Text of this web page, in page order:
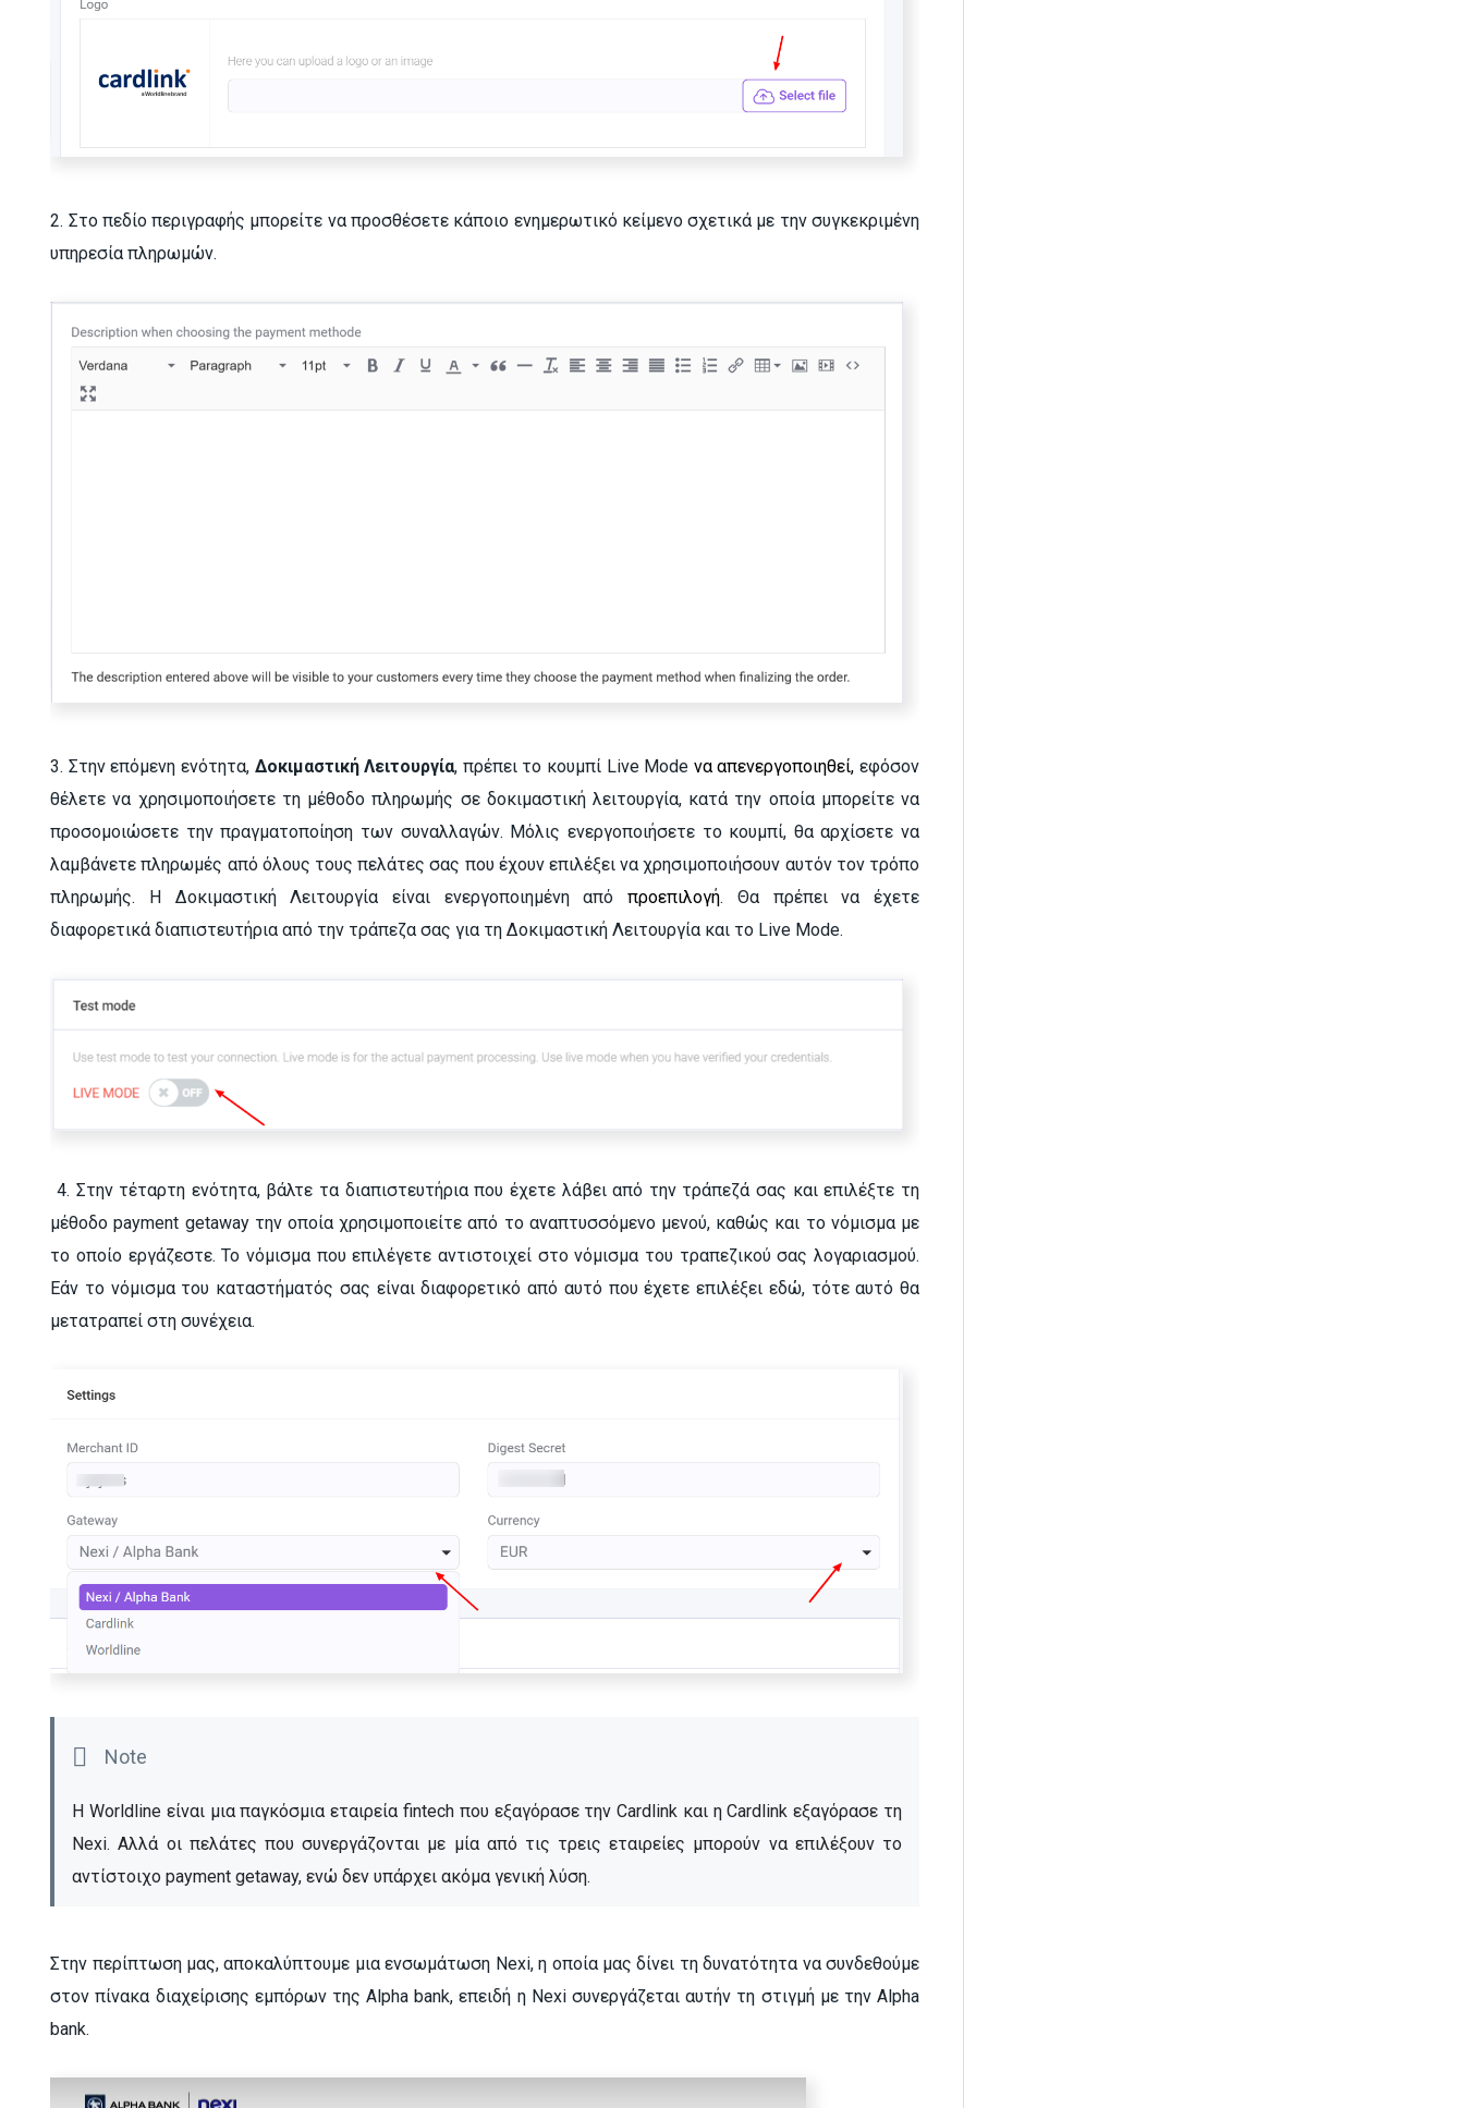
2. Στο πεδίο περιγραφής μπορείτε να προσθέσετε κάποιο ενημερωτικό κείμενο σχετικά με την συγκεκριμένη
υπηρεσία πληρωμών.
3. Στην επόμενη ενότητα, Δοκιμαστική Λειτουργία, πρέπει το κουμπί Live Mode να απενεργοποιηθεί, εφόσον
θέλετε να χρησιμοποιήσετε τη μέθοδο πληρωμής σε δοκιμαστική λειτουργία, κατά την οποία μπορείτε να
προσομοιώσετε την πραγματοποίηση των συναλλαγών. Μόλις ενεργοποιήσετε το κουμπί, θα αρχίσετε να
λαμβάνετε πληρωμές από όλους τους πελάτες σας που έχουν επιλέξει να χρησιμοποιήσουν αυτόν τον τρόπο
πληρωμής. Η Δοκιμαστική Λειτουργία είναι ενεργοποιημένη από προεπιλογή. Θα πρέπει να έχετε
διαφορετικά διαπιστευτήρια από την τράπεζα σας για τη Δοκιμαστική Λειτουργία και το Live Mode.
4. Στην τέταρτη ενότητα, βάλτε τα διαπιστευτήρια που έχετε λάβει από την τράπεζά σας και επιλέξτε τη
μέθοδο payment getaway την οποία χρησιμοποιείτε από το αναπτυσσόμενο μενού, καθώς και το νόμισμα με
το οποίο εργάζεστε. Το νόμισμα που επιλέγετε αντιστοιχεί στο νόμισμα του τραπεζικού σας λογαριασμού.
Εάν το νόμισμα του καταστήματός σας είναι διαφορετικό από αυτό που έχετε επιλέξει εδώ, τότε αυτό θα
μετατραπεί στη συνέχεια.
Η Worldline είναι μια παγκόσμια εταιρεία fintech που εξαγόρασε την Cardlink και η Cardlink εξαγόρασε τη
Nexi. Αλλά οι πελάτες που συνεργάζονται με μία από τις τρεις εταιρείες μπορούν να επιλέξουν το
αντίστοιχο payment getaway, ενώ δεν υπάρχει ακόμα γενική λύση.
Στην περίπτωση μας, αποκαλύπτουμε μια ενσωμάτωση Nexi, η οποία μας δίνει τη δυνατότητα να συνδεθούμε
στον πίνακα διαχείρισης εμπόρων της Alpha bank, επειδή η Nexi συνεργάζεται αυτήν τη στιγμή με την Alpha
bank.